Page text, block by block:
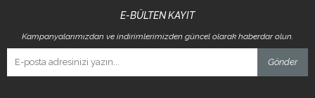
E-BÜLTEN KAYIT
Kampanyalarımızdan ve indirimlerimizden güncel olarak haberdar olun.
Gönder